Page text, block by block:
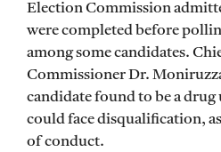
Election Commission
were completed before
among some candidates.
Commissioner Dr.
candidate found to be a
could face disqualification,
of conduct.